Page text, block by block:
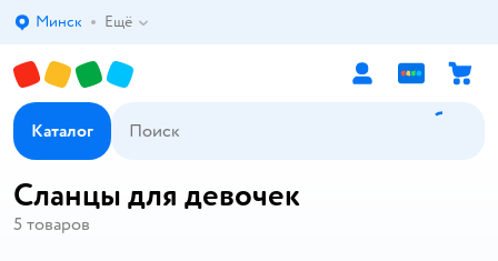
Выбор адреса доставки.
Минск Ещё
Каталог
Сланцы для девочек
5 товаров